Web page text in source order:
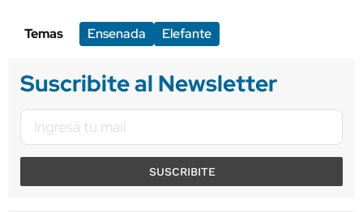
Temas Ensenada Elefante
Suscribite al Newsletter
SUSCRIBITE